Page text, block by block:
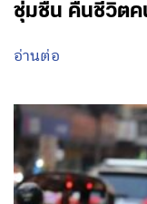
ชุ่มชื้น คืนชีวิต
อ่านต่อ